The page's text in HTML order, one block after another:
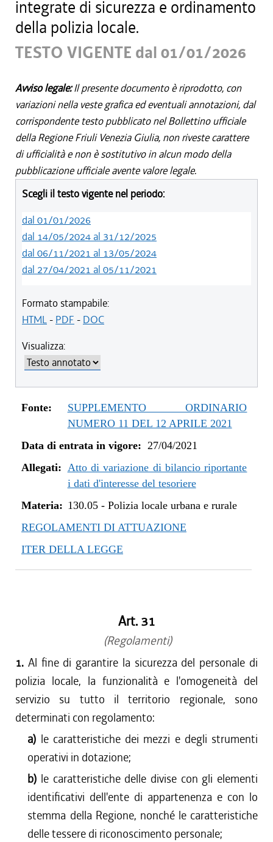
integrate di sicurezza e ordinamento
della polizia locale.
TESTO VIGENTE dal 01/01/2026
Avviso legale:Il presente documento è riprodotto, con
variazioni nella veste grafica ed eventuali annotazioni, dal
corrispondente testo pubblicato nel Bollettino ufficiale
della Regione Friuli Venezia Giulia, non riveste carattere
di ufficialità e non è sostitutivo in alcun modo della
pubblicazione ufficiale avente valore legale.
Scegli il testo vigente nel periodo:
dal 01/01/2026
dal 14/05/2024 al 31/12/2025
dal 06/11/2021 al 13/05/2024
dal 27/04/2021 al 05/11/2021
Formato stampabile:
HTML- PDF - DOC
Visualizza:
Fonte:
SUPPLEMENTO ORDINARIO
NUMERO 11 DEL 12 APRILE 2021
Data di entrata in vigore: 27/04/2021
Allegati: Atto di variazione di bilancio riportante
i dati d'interesse del tesoriere
Materia: 130.05- Polizia locale urbana e rurale
REGOLAMENTI DI ATTUAZIONE
ITER DELLA LEGGE
Art. 31
(Regolamenti)
1. Al fine di garantire la sicurezza del personale di
polizia locale, la funzionalità e l'omogeneità del
servizio su tutto il territorio regionale, sono
determinati con regolamento:
a) le caratteristiche dei mezzi e degli strumenti
operativi in dotazione;
b) le caratteristiche delle divise con gli elementi
identificativi dell'ente di appartenenza e con lo
stemma della Regione, nonché le caratteristiche
delle tessere di riconoscimento personale;